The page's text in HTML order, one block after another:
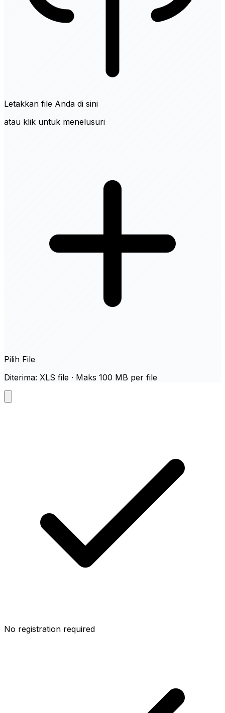
Letakkan file Anda di sini
atau klik untuk menelusuri
Pilih File
Diterima: XLS file · Maks 100 MB per file
No registration required